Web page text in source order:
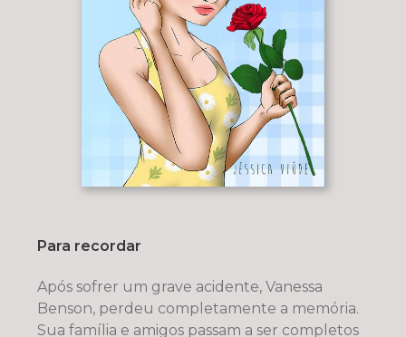
Para recordar
Após sofrer um grave acidente, Vanessa
Benson, perdeu completamente a memória.
Sua família e amigos passam a ser completos